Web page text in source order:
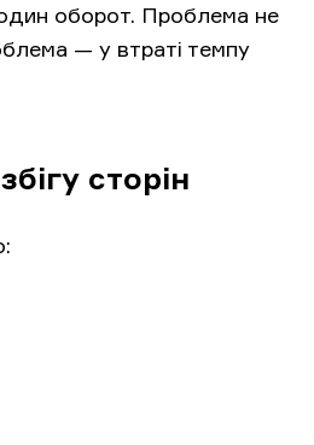
оборот. Проблема не
— у втраті темпу
сторін